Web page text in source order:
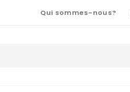
Qui sommes-nous?